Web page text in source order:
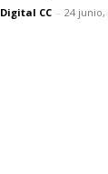
Digital CC - 24 junio,